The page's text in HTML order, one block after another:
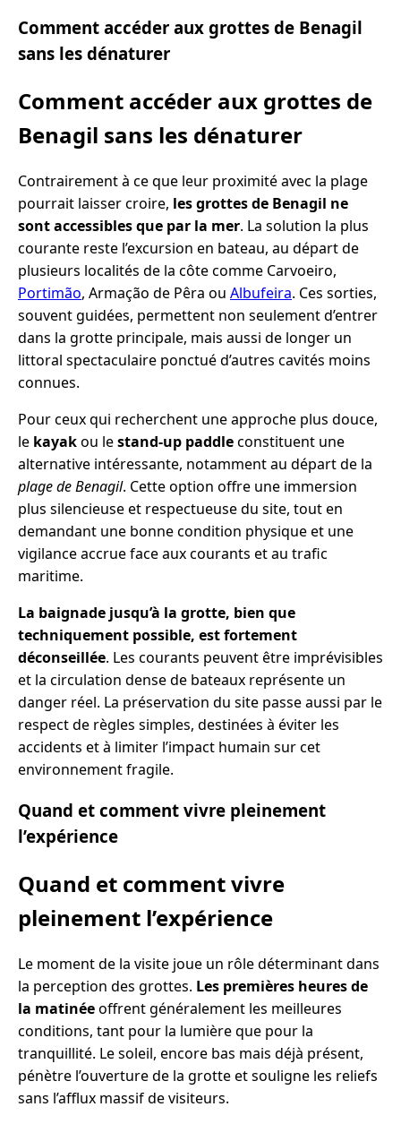
Comment accéder aux grottes de Benagil
sans les dénaturer
Comment accéder aux grottes de
Benagil sans les dénaturer
Contrairement à ce que leur proximité avec la plage
pourrait laisser croire, les grottes de Benagil ne
sont accessibles que par la mer. La solution la plus
courante reste l’excursion en bateau, au départ de
plusieurs localités de la côte comme Carvoeiro,
Portimão, Armação de Pêra ou Albufeira. Ces sorties,
souvent guidées, permettent non seulement d’entrer
dans la grotte principale, mais aussi de longer un
littoral spectaculaire ponctué d’autres cavités moins
connues.
Pour ceux qui recherchent une approche plus douce,
le kayakou lestand-up paddleconstituent une
alternative intéressante, notamment au départ de la
plage de Benagil. Cette option offre une immersion
plus silencieuse et respectueuse du site, tout en
demandant une bonne condition physique et une
vigilance accrue face aux courants et au trafic
maritime.
La baignade jusqu’à la grotte, bien que
techniquement possible, est fortement
déconseillée. Les courants peuvent être imprévisibles
et la circulation dense de bateaux représente un
danger réel. La préservation du site passe aussi par le
respect de règles simples, destinées à éviter les
accidents et à limiter l’impact humain sur cet
environnement fragile.
Quand et comment vivre pleinement
l’expérience
Quand et comment vivre
pleinement l’expérience
Le moment de la visite joue un rôle déterminant dans
la perception des grottes. Les premières heures de
la matinéeoffrent généralement les meilleures
conditions, tant pour la lumière que pour la
tranquillité. Le soleil, encore bas mais déjà présent,
pénètre l’ouverture de la grotte et souligne les reliefs
sans l’afflux massif de visiteurs.